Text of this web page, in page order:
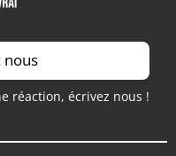
nous
réaction, écrivez nous !